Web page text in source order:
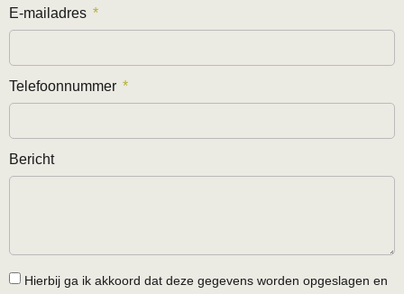
E-mailadres
Telefoonnummer
Bericht
Hierbij ga ik akkoord dat deze gegevens worden opgeslagen en